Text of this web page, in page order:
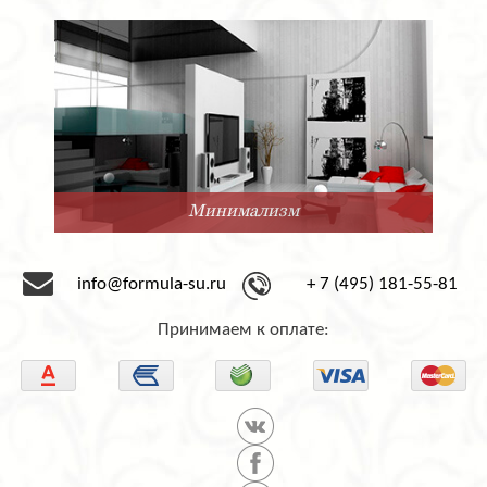
Минимализм
info@formula-su.ru + 7 (495) 181-55-81
Принимаем к оплате: